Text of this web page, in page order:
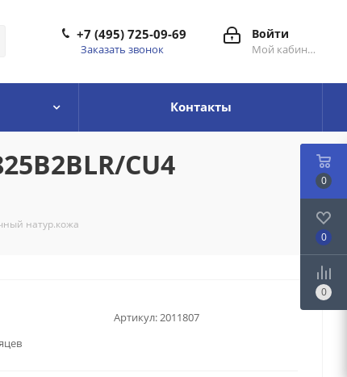
Войти
Мой кабинет
+7 (495) 725-09-69
Заказать звонок
Контакты
CU4
натур.кожа
Артикул: 2011807
0
0
0